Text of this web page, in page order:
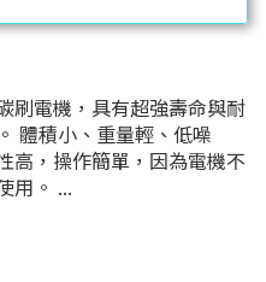
刷電機，具有超強壽命與耐
體積小、重量輕、低噪
高，操作簡單，因為電機不
用。 ...